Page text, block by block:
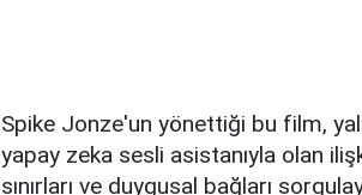
Spike Jonze'un yönettiği bu film,
yapay zeka sesli asistanıyla olan
sınırları ve duygusal bağları